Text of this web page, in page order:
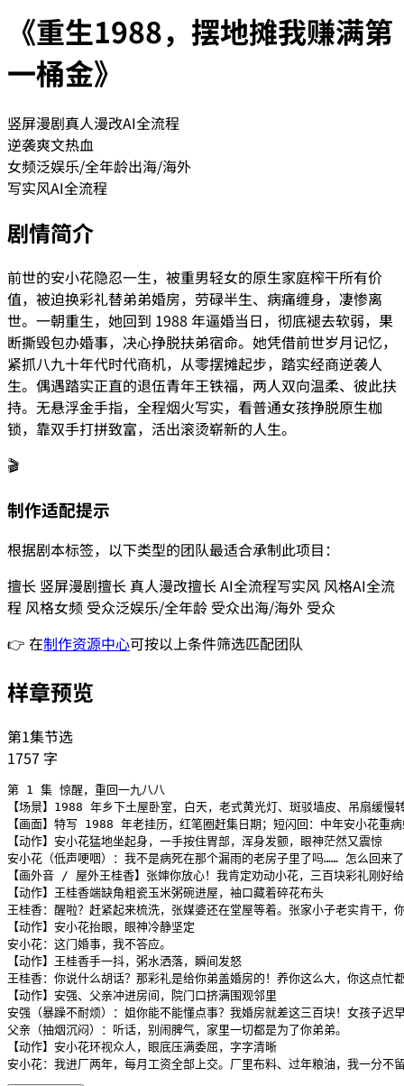
《重生1988，摆地摊我赚满第
一桶金》
竖屏漫剧真人漫改AI全流程
逆袭爽文热血
女频泛娱乐/全年龄出海/海外
写实风AI全流程
剧情简介
前世的安小花隐忍一生，被重男轻女的原生家庭榨干所有价
值，被迫换彩礼替弟弟婚房，劳碌半生、病痛缠身，凄惨离
世。一朝重生，她回到 1988 年逼婚当日，彻底褪去软弱，果
断撕毁包办婚事，决心挣脱扶弟宿命。她凭借前世岁月记忆，
紧抓八九十年代时代商机，从零摆摊起步，踏实经商逆袭人
生。偶遇踏实正直的退伍青年王铁福，两人双向温柔、彼此扶
持。无悬浮金手指，全程烟火写实，看普通女孩挣脱原生枷
锁，靠双手打拼致富，活出滚烫崭新的人生。
🎬
制作适配提示
根据剧本标签，以下类型的团队最适合承制此项目：
擅长 竖屏漫剧擅长 真人漫改擅长AI全流程写实风 风格AI全流
程 风格女频 受众泛娱乐/全年龄 受众出海/海外 受众
👉 在制作资源中心可按以上条件筛选匹配团队
样章预览
第1集节选
1757 字
第 1 集 惊醒，重回一九八八
【场景】1988 年乡下土屋卧室，白天，老式黄光灯、斑驳墙皮、吊扇缓慢
【画面】特写 1988 年老挂历，红笔圈赶集日期；短闪回：中年安小花重
【动作】安小花猛地坐起身，一手按住胃部，浑身发颤，眼神茫然又震惊
安小花（低声哽咽）：我不是病死在那个漏雨的老房子里了吗…… 怎么回来
【画外音 / 屋外王桂香】张婶你放心！我肯定劝动小花，三百块彩礼刚好
【动作】王桂香端缺角粗瓷玉米粥碗进屋，袖口藏着碎花布头
王桂香：醒啦？赶紧起来梳洗，张媒婆还在堂屋等着。张家小子老实肯干，
【动作】安小花抬眼，眼神冷静坚定
安小花：这门婚事，我不答应。
【动作】王桂香手一抖，粥水洒落，瞬间发怒
王桂香：你说什么胡话？那彩礼是给你弟盖婚房的！养你这么大，你这点忙
【动作】安强、父亲冲进房间，院门口挤满围观邻里
安强（暴躁不耐烦）：姐你能不能懂点事？我婚房就差这三百块！女孩子迟
父亲（抽烟沉闷）：听话，别闹脾气，家里一切都是为了你弟弟。
【动作】安小花环视众人，眼底压满委屈，字字清晰
安小花：我进厂两年，每月工资全部上交。厂里布料、过年粮油，我一分